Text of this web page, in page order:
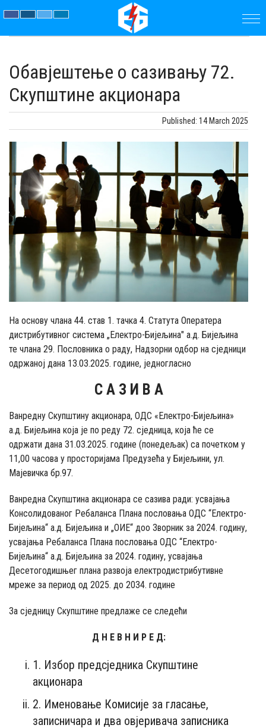
ПРЕДУЗЕЋЕ
ПАРАМЕТРИ
АКТУЕЛНОСТИ
ЈАВНЕ
НАБАВКЕ
ДОКУМЕНТИ
КОНТАКТ
Обавјештење о сазивању 72.
Скупштине акционара
Published: 14 March 2025
На основу члана 44. став 1. тачка 4. Статута Оператера
дистрибутивног система „Електро-Бијељина" а.д. Бијељина
те члана 29. Пословника о раду, Надзорни одбор на сједници
одржаној дана 13.03.2025. године, једногласно
С А З И В А
Ванредну Скупштину акционара, ОДС «Електро-Бијељина»
а.д. Бијељина која је по реду 72. сједница, која ће се
одржати дана 31.03.2025. године (понедељак) са почетком у
11,00 часова у просторијама Пpедузећа у Бијељини, ул.
Мајевичка бр.97.
Ванредна Скупштина акционара се сазива ради: усвајања
Консолидованог Ребаланса Плана пословања ОДС “Електро-
Бијељина“ а.д. Бијељина и „ОИЕ“ доо Зворник за 2024. годину,
усвајања Ребаланса Плана пословања ОДС “Електро-
Бијељина“ а.д. Бијељина за 2024. годину, усвајања
Десетогодишњег плана развоја електродистрибутивне
мреже за период од 2025. до 2034. године
За сједницу Скупштине предлаже се следећи
Д Н Е В Н И Р Е Д:
1. Избор предсједника Скупштине
акционара
2. Именовање Комисије за гласање,
записничара и два овјеривача записника